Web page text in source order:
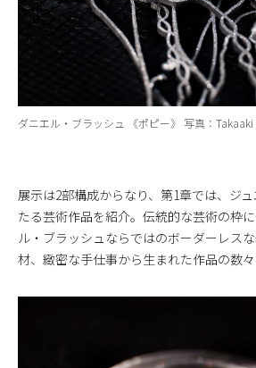
ダニエル・ブラッシュ 《ポピー》 写真：
展示は2部構成からなり、第1章では、ジ
たる芸術作品を紹介。伝統的な芸術の枠
ル・ブラッシュならではのボーダーレス
材、緻密な手仕事から生まれた作品の数々